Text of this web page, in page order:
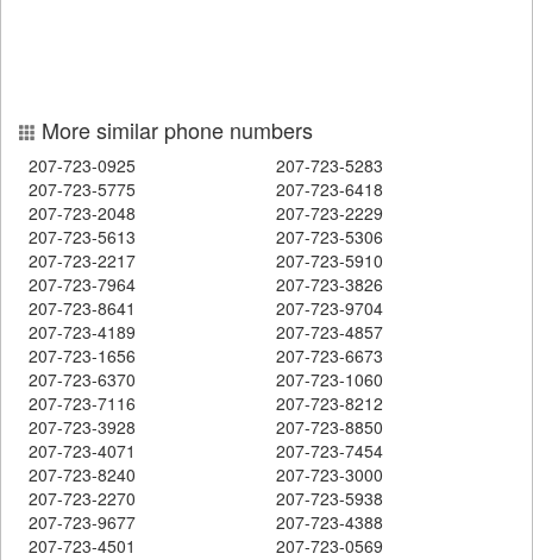
More similar phone numbers
207-723-0925
207-723-5283
207-723-5775
207-723-6418
207-723-2048
207-723-2229
207-723-5613
207-723-5306
207-723-2217
207-723-5910
207-723-7964
207-723-3826
207-723-8641
207-723-9704
207-723-4189
207-723-4857
207-723-1656
207-723-6673
207-723-6370
207-723-1060
207-723-7116
207-723-8212
207-723-3928
207-723-8850
207-723-4071
207-723-7454
207-723-8240
207-723-3000
207-723-2270
207-723-5938
207-723-9677
207-723-4388
207-723-4501
207-723-0569